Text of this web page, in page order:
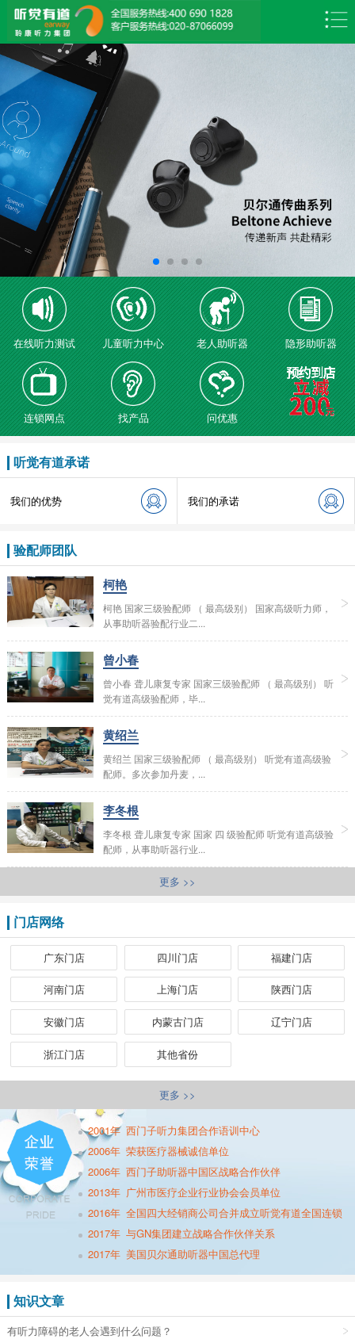
在线听力测试 儿童听力中心 老人助听器 隐形助听器
连锁网点 找产品 问优惠
听觉有道承诺
我们的优势 我们的承诺
验配师团队
柯艳
柯艳 国家三级验配师 （ 最高级别） 国家高级听力师，
从事助听器验配行业二...
曾小春
曾小春 聋儿康复专家 国家三级验配师 （ 最高级别） 听
觉有道高级验配师，毕...
黄绍兰
黄绍兰 国家三级验配师 （ 最高级别） 听觉有道高级验
配师。多次参加丹麦，...
李冬根
李冬根 聋儿康复专家 国家 四 级验配师 听觉有道高级验
配师，从事助听器行业...
更多 >>
门店网络
广东门店 四川门店 福建门店
河南门店 上海门店 陕西门店
安徽门店 内蒙古门店 辽宁门店
浙江门店 其他省份
更多 >>
2001年 西门子听力集团合作语训中心
2006年 荣获医疗器械诚信单位
2006年 西门子助听器中国区战略合作伙伴
2013年 广州市医疗企业行业协会会员单位
2016年 全国四大经销商公司合并成立听觉有道全国连锁
2017年 与GN集团建立战略合作伙伴关系
2017年 美国贝尔通助听器中国总代理
知识文章
有听力障碍的老人会遇到什么问题？